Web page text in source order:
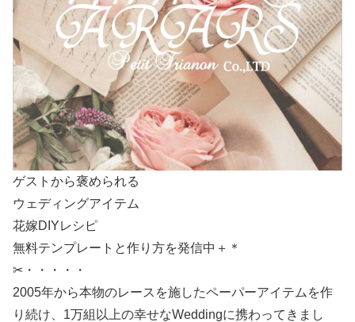
ゲストから褒められる
ウェディングアイテム
花嫁DIYレシピ
無料テンプレートと作り方を発信中＋＊
✂・・・・・
2005年から本物のレースを施したペーパーアイテムを作
り続け、1万組以上の幸せなWeddingに携わってきまし